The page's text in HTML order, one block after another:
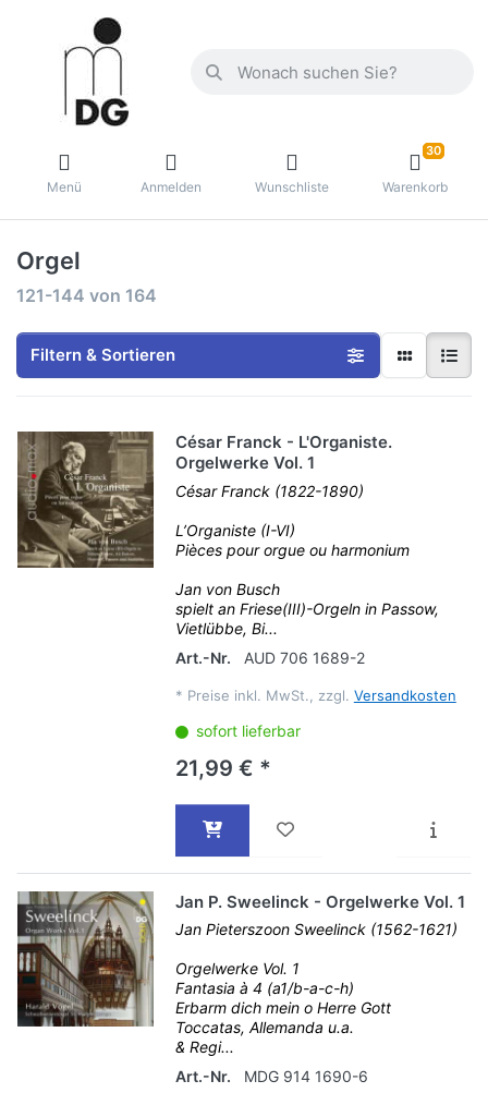
Menü Anmelden Wunschliste
30
Warenkorb
Orgel
121-144 von 164
Filtern & Sortieren
César Franck - L'Organiste.
Orgelwerke Vol. 1
César Franck (1822-1890)
L’Organiste (I-VI)
Pièces pour orgue ou harmonium
Jan von Busch
spielt an Friese(III)-Orgeln in Passow,
Vietlübbe, Bi...
Art.-Nr.
AUD 706 1689-2
* Preise inkl. MwSt., zzgl. Versandkosten
sofort lieferbar
21,99 € *
Jan P. Sweelinck - Orgelwerke Vol. 1
Jan Pieterszoon Sweelinck (1562-1621)
Orgelwerke Vol. 1
Fantasia à 4 (a1/b-a-c-h)
Erbarm dich mein o Herre Gott
Toccatas, Allemanda u.a.
& Regi...
Art.-Nr.
MDG 914 1690-6